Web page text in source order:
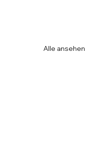
Alle ansehen